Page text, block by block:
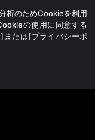
析のためCookieを利用
の使用に同意する
または[プライバシーポ